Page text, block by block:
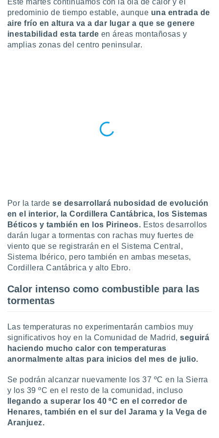
en
más
nuestra
y
aceptar
de
sitio
En
de que
el sitio
para
ni para
o
no
Puedes
acceder a
web a
Este martes continuamos con la ola de calor y el
predominio de tiempo estable, aunque una entrada de
aire frío en altura va a dar lugar a que se genere
inestabilidad esta tarde en áreas montañosas y
amplias zonas del centro peninsular.
Por la tardese desarrollará nubosidad de evolución
en el interior, la Cordillera Cantábrica, los Sistemas
Béticos y también en los Pirineos. Estos desarrollos
darán lugar a tormentas con rachas muy fuertes de
viento que se registrarán en el Sistema Central,
Sistema Ibérico, pero también en ambas mesetas,
Cordillera Cantábrica y alto Ebro.
Calor intenso como combustible para las
tormentas
Las temperaturas no experimentarán cambios muy
significativos hoy en la Comunidad de Madrid,seguirá
haciendo mucho calor con temperaturas
anormalmente altas para inicios del mes de julio.
Se podrán alcanzar nuevamente los 37 ºC en la Sierra
y los 39 ºC en el resto de la comunidad, incluso
llegando a superar los 40 ºC en el corredor de
Henares, también en el sur del Jarama y la Vega de
Aranjuez.